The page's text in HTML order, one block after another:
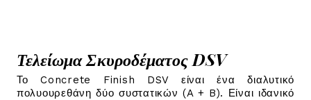
Τελείωμα Σκυροδέματος DSV
Το Concrete Finish DSV είναι ένα διαλυτικό
πολυουρεθάνη δύο συστατικών (A + B). Είναι ιδανικό